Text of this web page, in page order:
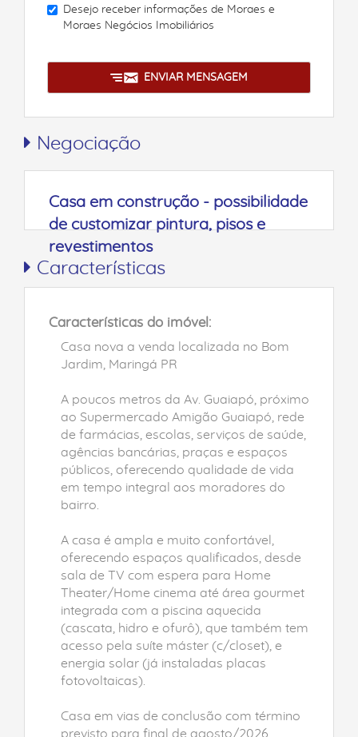
Desejo receber informações de Moraes e
Moraes Negócios Imobiliários
ENVIAR MENSAGEM
Negociação
Casa em construção - possibilidade
de customizar pintura, pisos e
revestimentos
Características
Características do imóvel:
Casa nova a venda localizada no Bom
Jardim, Maringá PR
A poucos metros da Av. Guaiapó, próximo
ao Supermercado Amigão Guaiapó, rede
de farmácias, escolas, serviços de saúde,
agências bancárias, praças e espaços
públicos, oferecendo qualidade de vida
em tempo integral aos moradores do
bairro.
A casa é ampla e muito confortável,
oferecendo espaços qualificados, desde
sala de TV com espera para Home
Theater/Home cinema até área gourmet
integrada com a piscina aquecida
(cascata, hidro e ofurô), que também tem
acesso pela suíte máster (c/closet), e
energia solar (já instaladas placas
fotovoltaicas).
Casa em vias de conclusão com término
previsto para final de agosto/2026,